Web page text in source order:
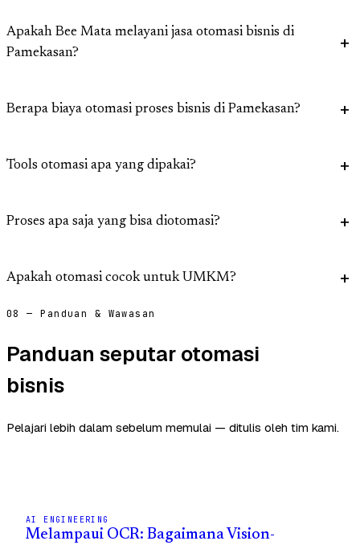
Apakah Bee Mata melayani jasa otomasi bisnis di
Pamekasan?
Berapa biaya otomasi proses bisnis di Pamekasan?
Tools otomasi apa yang dipakai?
Proses apa saja yang bisa diotomasi?
Apakah otomasi cocok untuk UMKM?
08 — Panduan & Wawasan
Panduan seputar otomasi
bisnis
Pelajari lebih dalam sebelum memulai — ditulis oleh tim kami.
AI ENGINEERING
Melampaui OCR: Bagaimana Vision-